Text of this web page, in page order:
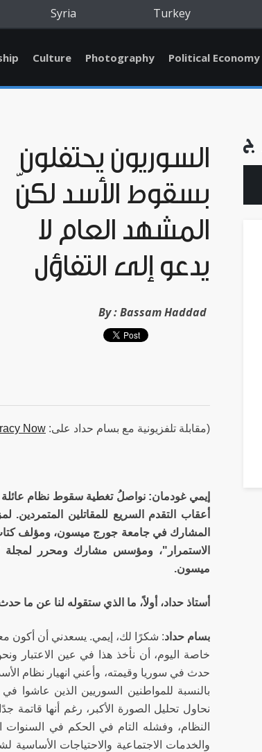
Syria Turkey
Culture Photography Political Economy
السوريون يحتفلون
بسقوط الأسد لكنّ
المشهد العام لا
يدعو إلى التفاؤل
By :Bassam Haddad
(مقابلة تلفزيونية مع بسام حداد على: Now
إيمي غودمان: نواصلُ تغطية سقوط نظام
أعقاب التقدم السريع للمقاتلين المتمردين.
المشارك في جامعة جورج ميسون، ومؤلف
الاستمرار"، ومؤسس مشارك ومحرر لمجلة
ميسون.
أستاذ حداد، أولاً، ما الذي ستقوله لنا عن ما
بسام حداد: شكرًا لك، إيمي. يسعدني أن أكون
خاصة اليوم، أن نأخذ هذا في عين الاعتبار
بالنسبة للمواطنين السوريين الذين عاشوا
نحاول تحليل الصورة الأكبر، رغم أنها قاتمة
والخدمات الاجتماعية والاحتياجات